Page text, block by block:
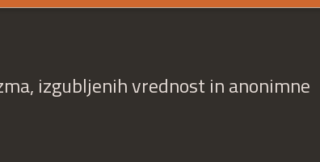
izgubljenih vrednost in anonimne